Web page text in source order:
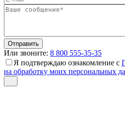
Или звоните: 8 800 555-35-35
Я подтверждаю ознакомление с
на обработку моих персональных